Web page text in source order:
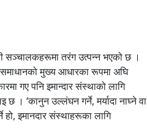
सञ्चालकहरूमा तरंग उत्पन्न भएको छ ।
मुख्य आधारका रूपमा अघि
गए पनि इमान्दार संस्थाको लागि
। ‘कानुन उल्लंघन गर्ने, मर्यादा नाघ्ने वा
इमानदार संस्थाहरूका लागि